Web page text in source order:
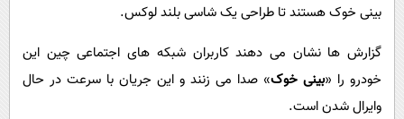
سیاست خارجی
بینی خوک هستند تا طراحی یک شاسی بلند لوکس.
گزارش ها نشان می دهند کاربران شبکه های اجتماعی چین این
خودرو را «بینی خوک» صدا می زنند و این جریان با سرعت در حال
وایرال شدن است.